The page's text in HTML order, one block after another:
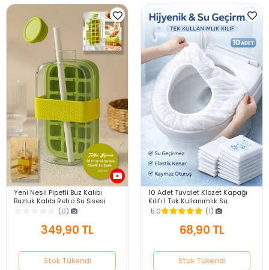
Yeni Nesil Pipetli Buz Kalıbı
Buzluk Kalıbı Retro Su Şişesi
Kapaklı Taşınabilir Buz Küpü
(0)
349,90 TL
Stok Tükendi
10 Adet Tuvalet Klozet Kapağı
Kılıfı | Tek Kullanımlık Su
Geçirmez Hijyenik WC Örtüsü
5.0 (1)
68,90 TL
Stok Tükendi